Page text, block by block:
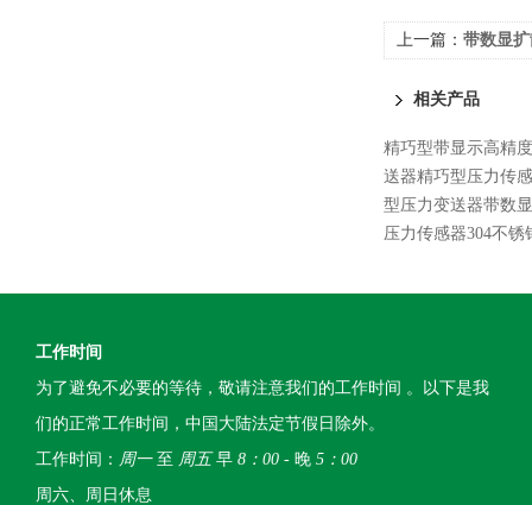
上一篇： 带数显
相关产品
精巧型带显示高精
送器精巧型压力传
型压力变送器带数
压力传感器304不锈
工作时间
为了避免不必要的等待，敬请注意我们的工作时间 。以下是我
们的正常工作时间，中国大陆法定节假日除外。
工作时间： 周一至 周五早 8：00 - 晚 5：00
周六、周日休息